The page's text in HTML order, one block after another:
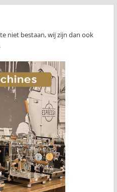
niet bestaan, wij zijn dan ook